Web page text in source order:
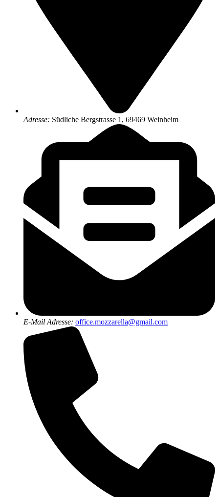
Adresse: Südliche Bergstrasse 1, 69469 Weinheim
E-Mail Adresse: office.mozzarella@gmail.com